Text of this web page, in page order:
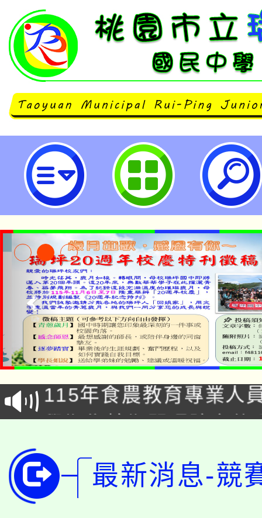
主旨：檢送本場館2026年「【武
多重宇宙」PaGamO線上遊戲平
助公告並鼓勵全國各國小（中、高
高中職師生踴躍參加，請查照。-
中學
淨零綠生活教案入校路
會
115年食農教育專業人
程
學期銜接期間理賠案件
學籍身 分審查程序及
版
公告本校115學年度第
「2026金融保險知識
最新消息-競